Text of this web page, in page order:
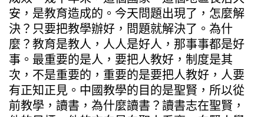
安，是教育造成的。今天問題出現了，怎麼解
決？只要把教學辦好，問題就解決了。為什
麼？教育是教人，人人是好人，那事事都是好
事。最重要的是人，要把人教好，制度是其
次，不是重要的，重要的是要把人教好，人要
有正知正見。中國教學的目的是聖賢，所以從
前教學，讀書，為什麼讀書？讀書志在聖賢，